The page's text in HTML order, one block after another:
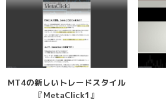
MT4の新しいトレードスタイル
『MetaClick1』